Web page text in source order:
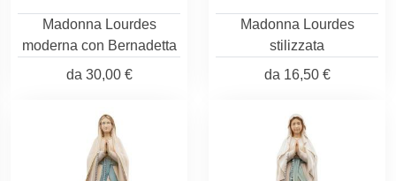
Madonna Lourdes
moderna con Bernadetta
da 30,00 €
Madonna Lourdes
stilizzata
da 16,50 €